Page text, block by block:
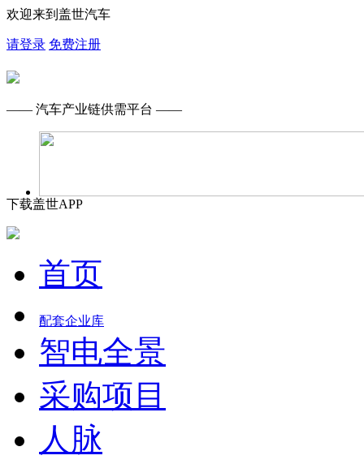
欢迎来到盖世汽车
请登录 免费注册
—— 汽车产业链供需平台 ——
下载盖世APP
首页
配套企业库
智电全景
采购项目
人脉